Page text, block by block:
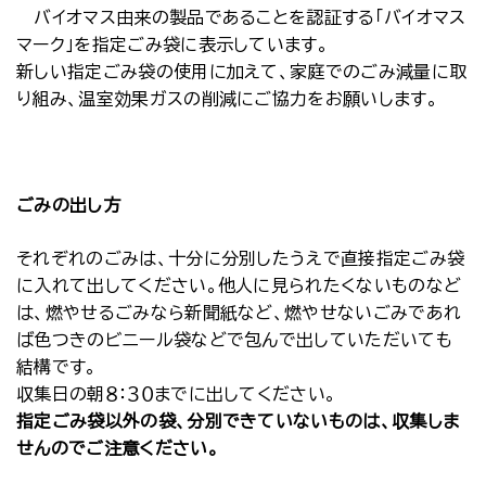
バイオマス由来の製品であることを認証する「バイオマス
マーク」を指定ごみ袋に表示しています。
新しい指定ごみ袋の使用に加えて、家庭でのごみ減量に取
り組み、温室効果ガスの削減にご協力をお願いします。
ごみの出し方
それぞれのごみは、十分に分別したうえで直接指定ごみ袋
に入れて出してください。他人に見られたくないものなど
は、燃やせるごみなら新聞紙など、燃やせないごみであれ
ば色つきのビニール袋などで包んで出していただいても
結構です。
収集日の朝８：３０までに出してください。
指定ごみ袋以外の袋、分別できていないものは、収集しま
せんのでご注意ください。